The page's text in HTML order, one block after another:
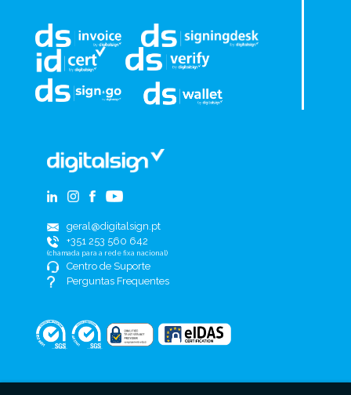
geral@digitalsign.pt
+351 253 560 642
(chamada para a rede fixa nacional)
Centro de Suporte
Perguntas Frequentes